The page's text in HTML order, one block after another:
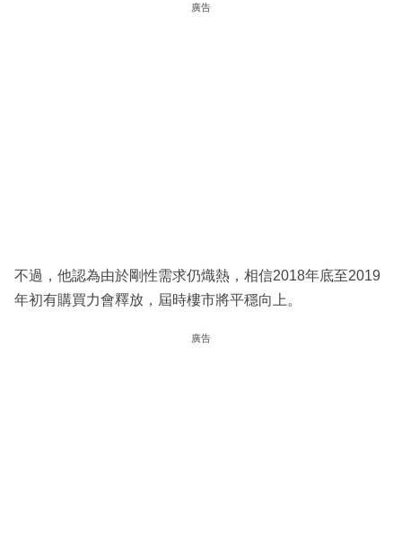
廣告
不過，他認為由於剛性需求仍熾熱，相信2018年底至2019
年初有購買力會釋放，屆時樓市將平穩向上。
廣告